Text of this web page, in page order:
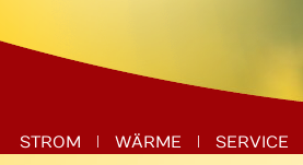
STROM WÄRME SERVICE